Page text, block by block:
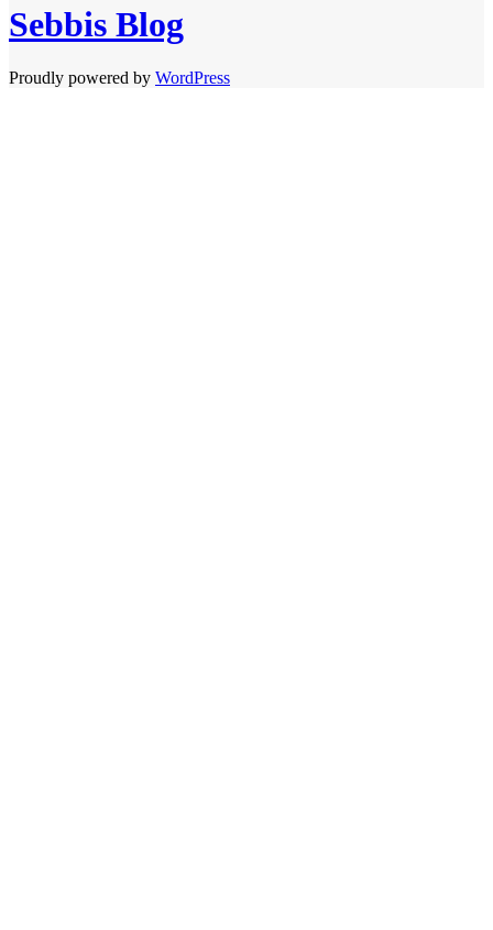
Sebbis Blog
Proudly powered by WordPress